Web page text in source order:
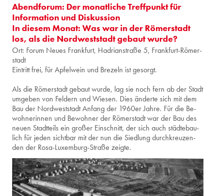
Abendforum: Der monatliche Treffpunkt für
Information und Diskussion
In diesem Monat: Was war in der Römerstadt
los, als die Nordweststadt gebaut wurde?
Ort: Forum Neues Frank­furt, Ha­dri­an­stra­ße 5, Frank­furt-Rö­mer­
stadt
Ein­tritt frei, für Ap­fel­wein und Bre­zeln ist ge­sorgt.
Als die Rö­mer­stadt ge­baut wurde, lag sie noch fern ab der Stadt
um­ge­ben von Fel­dern und Wie­sen. Dies än­der­te sich mit dem
Bau der Nord­west­stadt An­fang der 1960er Jahre. Für die Be­
woh­ne­rin­nen und Be­woh­ner der Rö­mer­stadt war der Bau des
neuen Stadt­teils ein gro­ßer Ein­schnitt, der sich auch städ­te­bau­
lich für jeden sicht­bar mit der nun die Sied­lung durch­kreu­zen­
den der Ro­sa-Lu­xem­burg-Stra­ße zeig­te.